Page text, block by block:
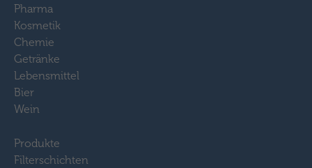
Pharma
Kosmetik
Chemie
Getränke
Lebensmittel
Bier
Wein
Produkte
Filterschichten